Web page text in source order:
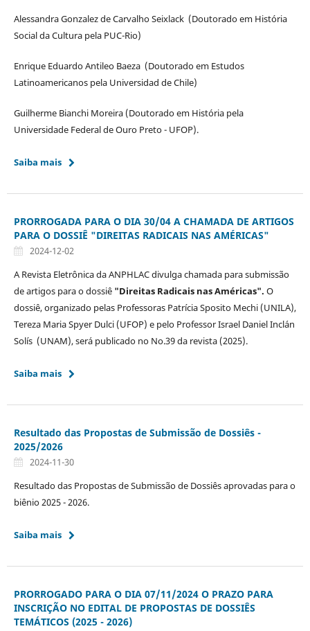
Alessandra Gonzalez de Carvalho Seixlack (Doutorado em História
Social da Cultura pela PUC-Rio)
Enrique Eduardo Antileo Baeza (Doutorado em Estudos
Latinoamericanos pela Universidad de Chile)
Guilherme Bianchi Moreira (Doutorado em História pela
Universidade Federal de Ouro Preto - UFOP).
Saiba mais
PRORROGADA PARA O DIA 30/04 A CHAMADA DE ARTIGOS
PARA O DOSSIÊ "DIREITAS RADICAIS NAS AMÉRICAS"
2024-12-02
A Revista Eletrônica da ANPHLAC divulga chamada para submissão
de artigos para o dossiê "Direitas Radicais nas Américas". O
dossiê, organizado pelas Professoras Patrícia Sposito Mechi (UNILA),
Tereza Maria Spyer Dulci (UFOP) e pelo Professor Israel Daniel Inclán
Solís (UNAM), será publicado no No.39 da revista (2025).
Saiba mais
Resultado das Propostas de Submissão de Dossiês -
2025/2026
2024-11-30
Resultado das Propostas de Submissão de Dossiês aprovadas para o
biênio 2025 - 2026.
Saiba mais
PRORROGADO PARA O DIA 07/11/2024 O PRAZO PARA
INSCRIÇÃO NO EDITAL DE PROPOSTAS DE DOSSIÊS
TEMÁTICOS (2025 - 2026)